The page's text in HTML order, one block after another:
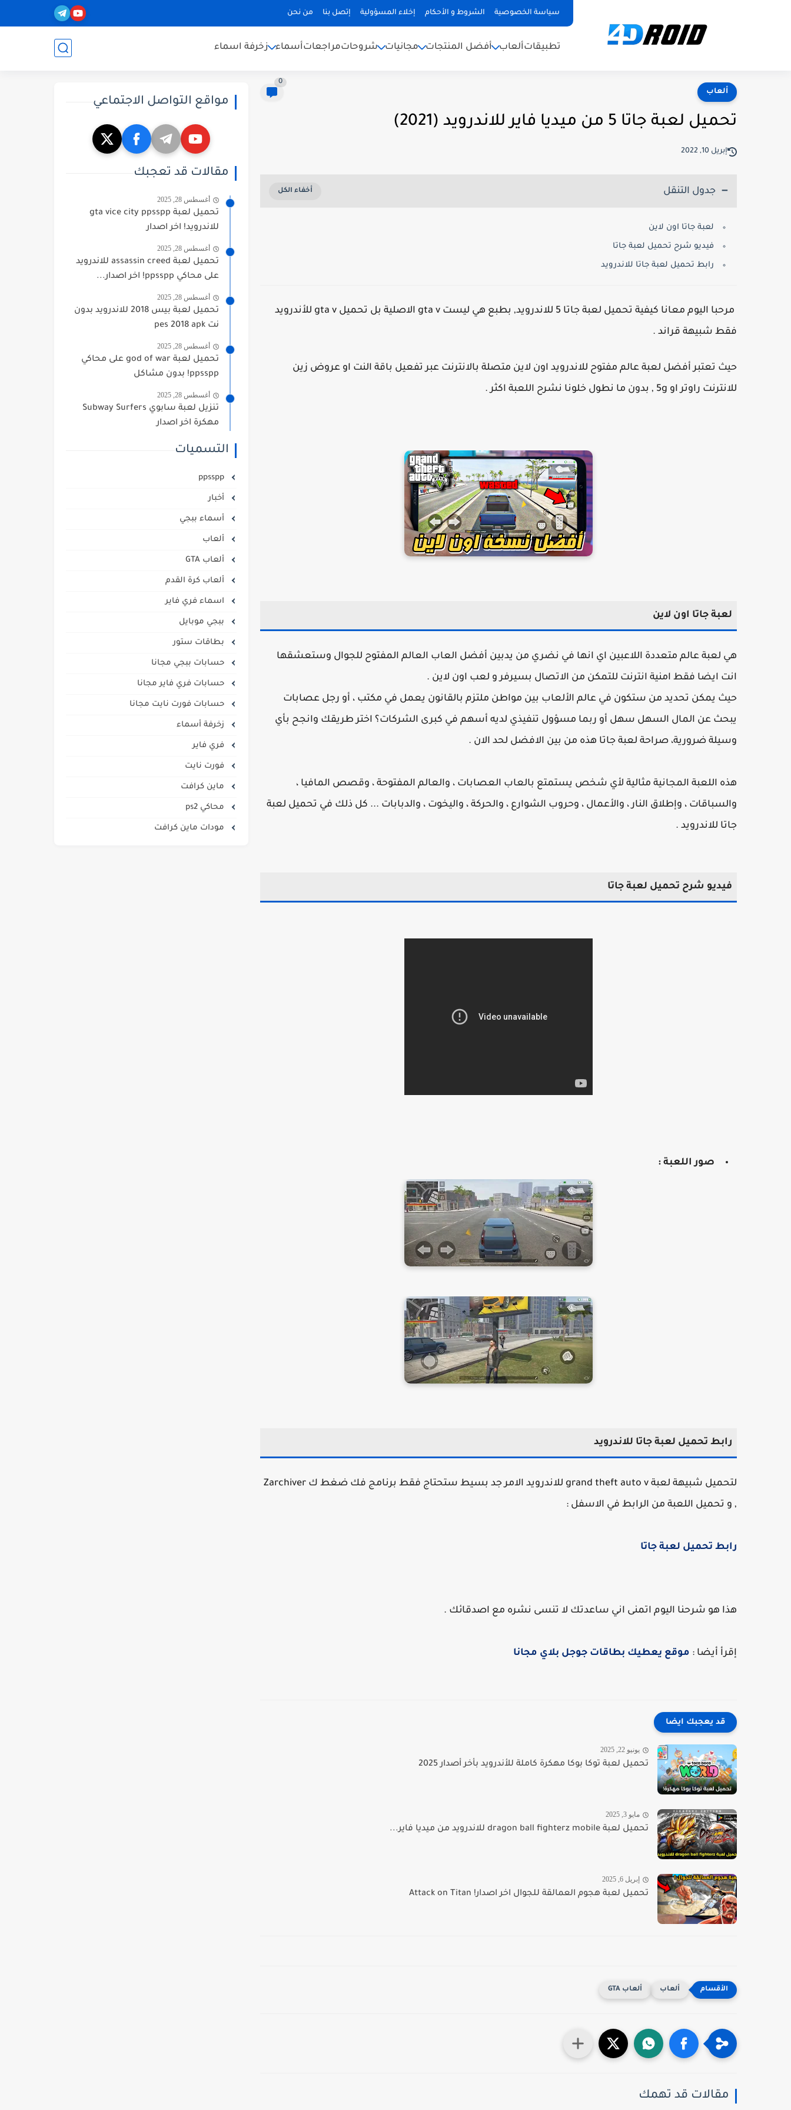
سياسة الخصوصية الشروط و الأحكام إخلاء المسؤولية إتصل بنا من نحن
تطبيقاتألعاب أفضل المنتجات مجانيات شروحاتمراجعاتأسماء زخرفة اسماء
ألعاب
0
تحميل لعبة جاتا 5 من ميديا فاير للاندرويد (2021)
إبريل 10, 2022
جدول التنقل
لعبة جاتا اون لاين
فيديو شرح تحميل لعبة جاتا
رابط تحميل لعبة جاتا للاندرويد
مرحبا اليوم معانا كيفية تحميل لعبة جاتا 5 للاندرويد, بطبع هي ليست gta v الاصلية بل تحميل gta v للأندرويد
فقط شبيهة قراند .
حيث تعتبر أفضل لعبة عالم مفتوح للاندرويد اون لاين متصلة بالانترنت عبر تفعيل باقة النت او عروض زين
للانترنت راوتر او 5g , بدون ما نطول خلونا نشرح اللعبة اكثر .
لعبة جاتا اون لاين
هي لعبة عالم متعددة اللاعبين اي انها في نضري من يدبين أفضل العاب العالم المفتوح للجوال وستعشقها
انت ايضا فقط امنية انترنت للتمكن من الاتصال بسيرفر و لعب اون لاين .
حيث يمكن تحديد من ستكون في عالم الألعاب بين مواطن ملتزم بالقانون يعمل في مكتب ، أو رجل عصابات
يبحث عن المال السهل سهل أو ربما مسؤول تنفيذي لديه أسهم في كبرى الشركات؟ اختر طريقك وانجح بأي
وسيلة ضرورية، صراحة لعبة جاتا هذه من بين الافضل لحد الان .
هذه اللعبة المجانية مثالية لأي شخص يستمتع بالعاب العصابات ، والعالم المفتوحة ، وقصص المافيا ،
والسباقات ، وإطلاق النار ، والأعمال ، وحروب الشوارع ، والحركة ، واليخوت ، والدبابات ... كل ذلك في تحميل لعبة
جاتا للاندرويد .
فيديو شرح تحميل لعبة جاتا
صور اللعبة :
رابط تحميل لعبة جاتا للاندرويد
لتحميل شبيهة لعبة grand theft auto v للاندرويد الامر جد بسيط ستحتاج فقط برنامج فك ضغط ك Zarchiver
, و تحميل اللعبة من الرابط في الاسفل :
رابط تحميل لعبة جاتا
هذا هو شرحنا اليوم اتمنى اني ساعدتك لا تنسى نشره مع اصدقائك .
إقرأ أيضا : موقع يعطيك بطاقات جوجل بلاي مجانا
قد يعجبك ايضا
يونيو 22, 2025
تحميل لعبة توكا بوكا مهكرة كاملة للأندرويد بأخر أصدار 2025
مايو 3, 2025
تحميل لعبة dragon ball fighterz mobile للاندرويد من ميديا فاير...
إبريل 6, 2025
تحميل لعبة هجوم العمالقة للجوال اخر اصدار! Attack on Titan
ألعاب ألعاب GTA
مقالات قد تهمك
مواقع التواصل الاجتماعي
مقالات قد تعجبك
أغسطس 28, 2025
تحميل لعبة gta vice city ppsspp
للاندرويد! اخر اصدار
أغسطس 28, 2025
تحميل لعبة assassin creed للاندرويد
على محاكي ppsspp! اخر اصدار...
أغسطس 28, 2025
تحميل لعبة بيس 2018 للاندرويد بدون
نت pes 2018 apk
أغسطس 28, 2025
تحميل لعبة god of war على محاكي
ppsspp! بدون مشاكل
أغسطس 28, 2025
تنزيل لعبة سابوي Subway Surfers
مهكرة اخر اصدار
التسميات
ppsspp
أخبار
أسماء ببجي
ألعاب
ألعاب GTA
ألعاب كرة القدم
اسماء فري فاير
ببجي موبايل
بطاقات ستور
حسابات ببجي مجانا
حسابات فري فاير مجانا
حسابات فورت نايت مجانا
زخرفة أسماء
فري فاير
فورت نايت
ماين كرافت
محاكي ps2
مودات ماين كرافت